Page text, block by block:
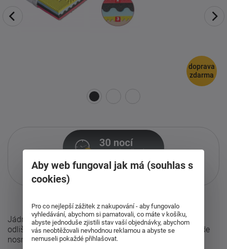
doprava
zdarma
Pouze při nákupu přes i-matrace.cz
Více informací
Jádro matrace je složené ze dvou elastických pěn
odlišných tuhostí. Jedná se o matraci oboustrannou, kde
nosné vrstvy tvoří ...
Aby web fungoval jak má (souhlas s
cookies)
Pro co nejlepší zážitek z nakupování - aby fungovalo
vyhledávání, abychom si pamatovali, co máte v košíku,
abyste jednoduše zjistili stav vaší objednávky, abychom
vás neobtěžovali nevhodnou reklamou a abyste se
nemuseli pokaždé přihlašovat.